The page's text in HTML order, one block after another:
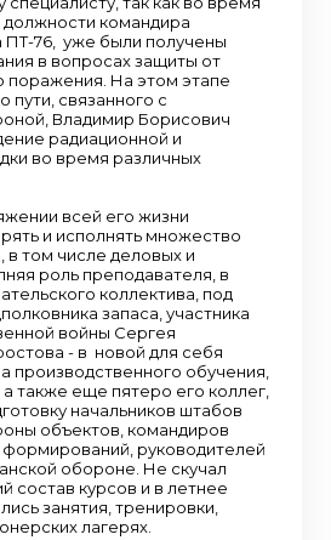
командира
ПТ-76, уже были получены
в вопросах защиты от
поражения. На этом этапе
пути, связанного с
Владимир Борисович
радиационной и
во время различных
всей его жизни
и исполнять множество
в том числе деловых и
роль преподавателя, в
коллектива, под
запаса, участника
войны Сергея
- в новой для себя
производственного обучения,
также еще пятеро его коллег,
начальников штабов
объектов, командиров
руководителей
обороне. Не скучал
состав курсов и в летнее
занятия, тренировки,
лагерях.